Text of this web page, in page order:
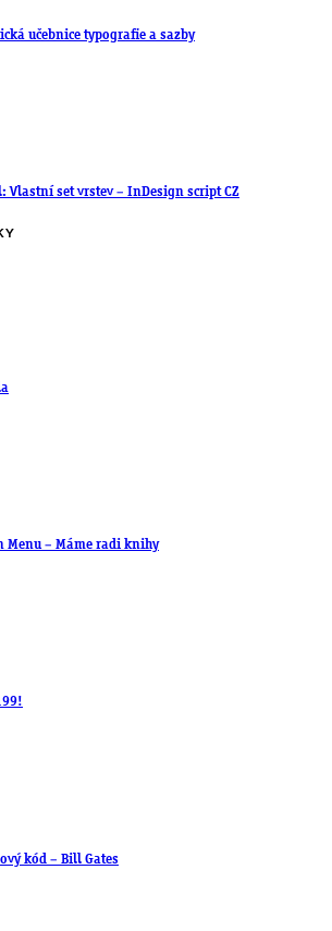
učebnice typografie a sazby
Vlastní set vrstev – InDesign script CZ
Menu – Máme radi knihy
kód – Bill Gates